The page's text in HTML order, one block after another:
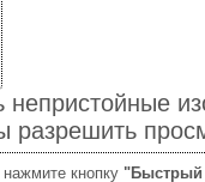
непристойные
разрешить
кнопку "Быстрый